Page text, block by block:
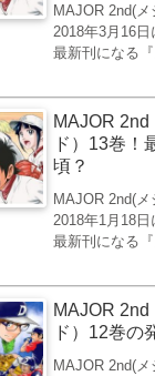
MAJOR 2nd(
2018年3月16
最新刊になる
を調べてみま
ることが決定
の熱血物語と
MAJOR
ド）13巻！
頃？
MAJOR 2nd(
2018年1月18
最新刊になる
を調べてみま
ることが決定
の熱血物語と
MAJOR
ド）12巻の
MAJOR 2nd(